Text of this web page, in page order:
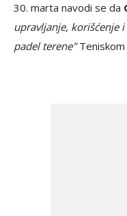
30. marta navodi se da
upravljanje, korišćenje
padel terene"Teniskom